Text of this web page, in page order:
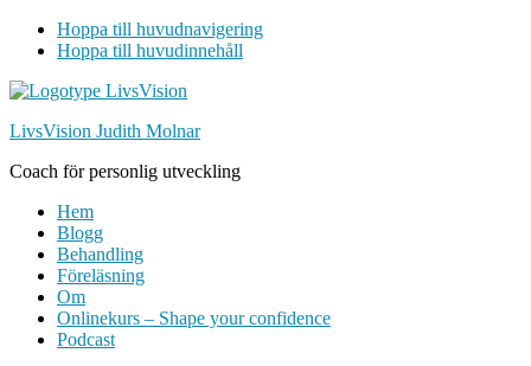
Hoppa till huvudnavigering
Hoppa till huvudinnehåll
LivsVision Judith Molnar
Coach för personlig utveckling
Hem
Blogg
Behandling
Föreläsning
Om
Onlinekurs – Shape your confidence
Podcast